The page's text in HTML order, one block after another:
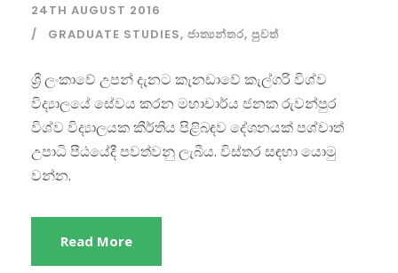
24TH AUGUST 2016
GRADUATE STUDIES, ජාත්‍යන්තර, පුවත්
ශ්‍රී ලංකාවේ උපන් දැනට කැනඩාවේ කැල්ගරි විශ්ව
විද්‍යාලයේ සේවය කරන මහාචාර්ය ජනක රුවන්පුර
විශ්ව විද්‍යාලයක කීර්තිය පිළිබඳව දේශනයක් පශ්චාත්
උපාධි පීඨයේදී පවත්වනු ලැබීය. විස්තර සඳහා යොමු
වන්න.
Read More